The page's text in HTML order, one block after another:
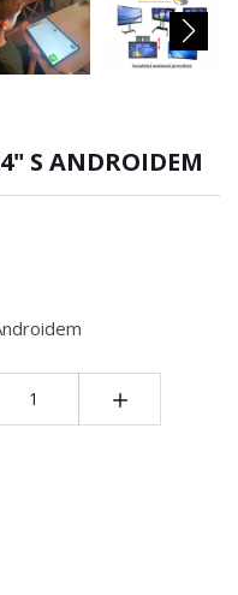
S ANDROIDEM